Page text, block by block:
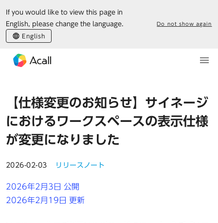
If you would like to view this page in
English, please change the language.
English
Do not show again
【仕様変更のお知らせ】サイネージ
におけるワークスペースの表示仕様
が変更になりました
2026-02-03 リリースノート
2026年2月3日 公開
2026年2月19日 更新